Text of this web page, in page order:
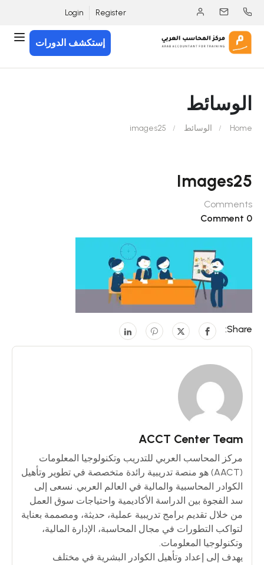
Register
Login
إستكشف الدورات
الوسائط
Home الوسائط images25
Images25
Comments
0 Comment
Share:
ACCT Center Team
مركز المحاسب العربي للتدريب وتكنولوجيا المعلومات
(AACT) هو منصة تدريبية رائدة متخصصة في تطوير وتأهيل
الكوادر المحاسبية والمالية في العالم العربي. نسعى إلى
سد الفجوة بين الدراسة الأكاديمية واحتياجات سوق العمل
من خلال تقديم برامج تدريبية عملية، حديثة، ومصممة بعناية
لتواكب التطورات في مجال المحاسبة، الإدارة المالية،
وتكنولوجيا المعلومات.
يهدف إلى إعداد وتأهيل الكوادر البشرية في مختلف